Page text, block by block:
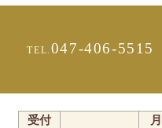
TEL. 047-406-5515
受付 月